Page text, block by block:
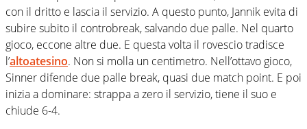
con il dritto e lascia il servizio. A questo punto, Jannik evita di
subire subito il controbreak, salvando due palle. Nel quarto
gioco, eccone altre due. E questa volta il rovescio tradisce
l’altoatesino. Non si molla un centimetro. Nell’ottavo gioco,
Sinner difende due palle break, quasi due match point. E poi
inizia a dominare: strappa a zero il servizio, tiene il suo e
chiude 6-4.